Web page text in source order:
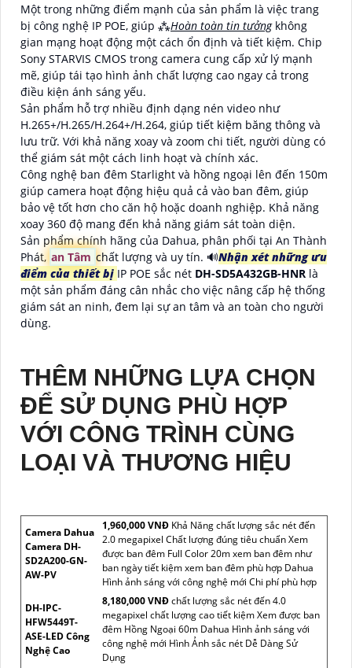
Một trong những điểm mạnh của sản phẩm là việc trang
bị công nghệ IP POE, giúp ⁂Hoàn toàn tin tưởngkhông
gian mạng hoạt động một cách ổn định và tiết kiệm. Chip
Sony STARVIS CMOS trong camera cung cấp xử lý mạnh
mẽ, giúp tái tạo hình ảnh chất lượng cao ngay cả trong
điều kiện ánh sáng yếu.
Sản phẩm hỗ trợ nhiều định dạng nén video như
H.265+/H.265/H.264+/H.264, giúp tiết kiệm băng thông và
lưu trữ. Với khả năng xoay và zoom chi tiết, người dùng có
thể giám sát một cách linh hoạt và chính xác.
Công nghệ ban đêm Starlight và hồng ngoại lên đến 150m
giúp camera hoạt động hiệu quả cả vào ban đêm, giúp
bảo vệ tốt hơn cho căn hộ hoặc doanh nghiệp. Khả năng
xoay 360 độ mang đến khả năng giám sát toàn diện.
Sản phẩm chính hãng của Dahua, phân phối tại An Thành
Phát, an Tâm chất lượng và uy tín. 🔊Nhận xét những ưu
điểm của thiết bị IP POE sắc nét DH-SD5A432GB-HNR là
một sản phẩm đáng cân nhắc cho việc nâng cấp hệ thống
giám sát an ninh, đem lại sự an tâm và an toàn cho người
dùng.
THÊM NHỮNG LỰA CHỌN
ĐỂ SỬ DỤNG PHÙ HỢP
VỚI CÔNG TRÌNH CÙNG
LOẠI VÀ THƯƠNG HIỆU
Camera Dahua
Camera DH-
SD2A200-GN-
AW-PV
1,960,000 VNĐ Khả Năng chất lượng sắc nét đến
2.0 megapixel Chất lượng đúng tiêu chuẩn Xem
được ban đêm Full Color 20m xem ban đêm như
ban ngày tiết kiệm xem ban đêm phù hợp Dahua
Hình ảnh sáng với công nghệ mới Chi phí phù hợp
DH-IPC-
HFW5449T-
ASE-LED Công
Nghệ Cao
8,180,000 VNĐchất lượng sắc nét đến 4.0
megapixel chất lượng cao tiết kiệm Xem được ban
đêm Hồng Ngoại 60m Dahua Hình ảnh sáng với
công nghệ mới Hình Ảnh sắc nét Dễ Dàng Sử
Dụng